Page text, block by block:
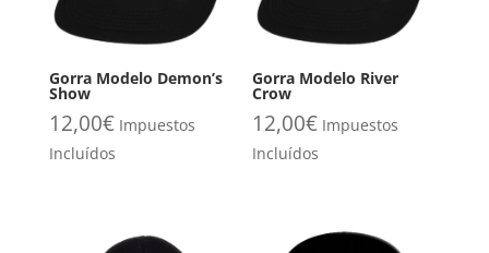
Gorra Modelo Demon’s
Show
12,00€ Impuestos
Incluídos
Gorra Modelo River
Crow
12,00€ Impuestos
Incluídos